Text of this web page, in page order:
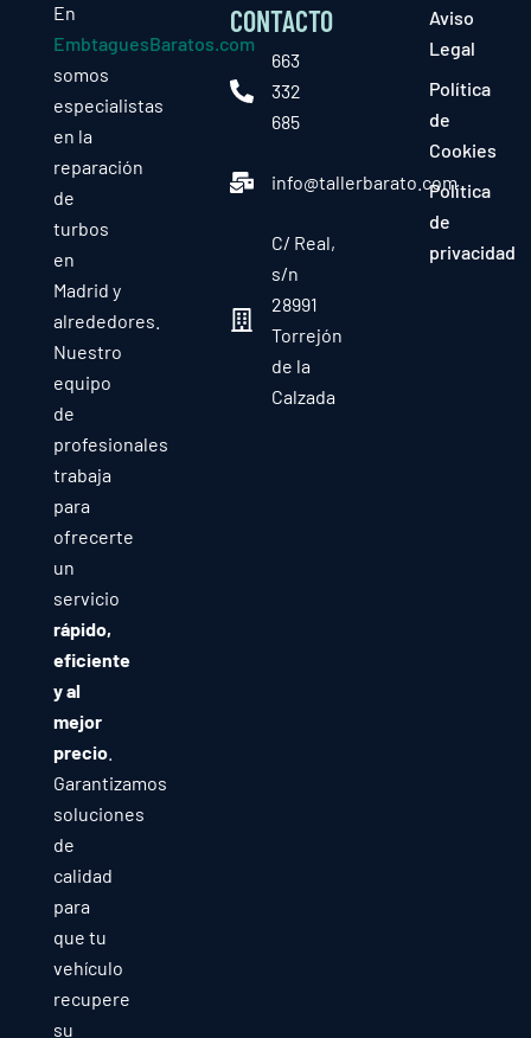
En
EmbtaguesBaratos.com
somos
especialistas
en la
reparación
de
turbos
en
Madrid y
alrededores.
Nuestro
equipo
de
profesionales
trabaja
para
ofrecerte
un
servicio
rápido,
eficiente
y al
mejor
precio.
Garantizamos
soluciones
de
calidad
para
que tu
vehículo
recupere
su
CONTACTO
663
332
685
info@tallerbarato.com
C/ Real,
s/n
28991
Torrejón
de la
Calzada
Aviso
Legal
Política
de
Cookies
Política
de
privacidad